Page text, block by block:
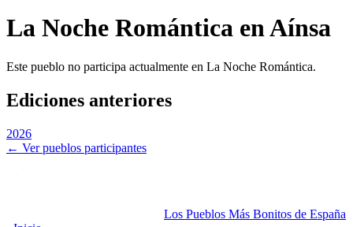
La Noche Romántica enAínsa
Este pueblo no participa actualmente en La Noche Romántica.
Ediciones anteriores
2026
← Ver pueblos participantes
Los Pueblos Más Bonitos de España